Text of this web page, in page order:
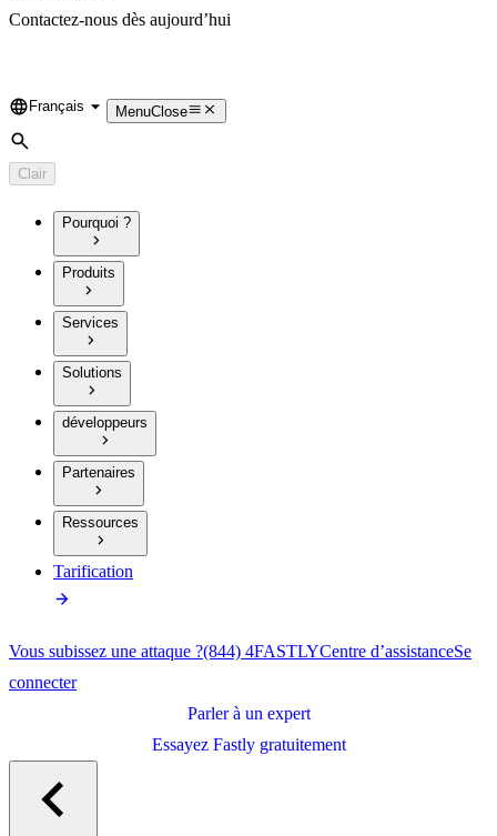
Contactez-nous dès aujourd’hui
Language
Français MenuClose
Rechercher
Clair
Pourquoi ?
Produits
Services
Solutions
développeurs
Partenaires
Ressources
Tarification
Vous subissez une attaque ?(844) 4FASTLYCentre d’assistanceSe
connecter
Parler à un expert
Essayez Fastly gratuitement